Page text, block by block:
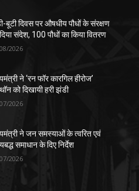
बूटी दिवस पर औषधीय पौधों के संरक्षण
संदेश, 100 पौधों का किया वितरण
2026
ने ‘रन फॉर कारगिल हीरोज’
को दिखायी हरी झंडी
2026
ने जन समस्याओं के त्वरित एवं
समाधान के दिए निर्देश
2026